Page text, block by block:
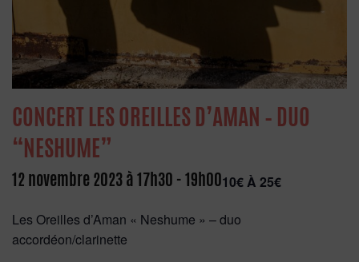
CONCERT LES OREILLES D’AMAN – DUO
“NESHUME”
12 novembre 2023 à 17h30 -19h0010€ À 25€
Les Oreilles d’Aman « Neshume » – duo
accordéon/clarinette